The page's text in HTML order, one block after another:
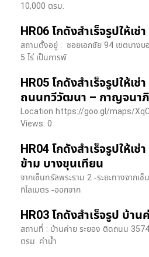
10,000 ตรม.
HR06 โกดังสำเร็จรูปให้เ
สถานตั้งอยู่ : ซอยเอกชัย 94 เขตบาง
5 ไร่ เป็นการพั
HR05 โกดังสำเร็จรูปให้
ถนนทวีวัฒนา – กาญจนา
Location https://goo.gl/maps/
Views: 0
HR04 โกดังสำเร็จรูปให้เ
ข้าม บางขุนเทียน
จากเซ็นทรัลพระราม 2 -ระยะทางจากเ
กิโลเมตร -ออกจาก
HR03 โกดังสำเร็จรูป บ้าน
สถานที่ : บ้านค่าย ระยอง ติดถนน
ตรม. ค่าน้ำ